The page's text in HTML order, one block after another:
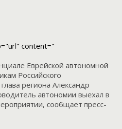
content="
Еврейской автономной
Российского
региона Александр
автономии выехал в
сообщает пресс-